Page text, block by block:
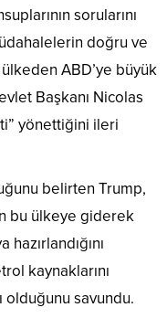
sorularını
doğru ve
ABD’ye büyük
Başkanı Nicolas
yönettiğini ileri
belirten Trump,
bu ülkeye giderek
kaynaklarını
savundu.